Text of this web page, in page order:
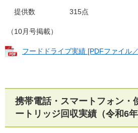
提供数 315点
（10月号掲載）
フードドライブ実績 [PDFファイル
携帯電話・スマートフォン・
ートリッジ回収実績（令和6年